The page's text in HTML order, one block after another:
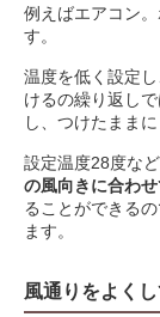
例えばエアコン
す。
温度を低く設定
けるの繰り返し
し、つけたまま
設定温度28度な
の風向きに合わ
ることができる
ます。
風通りをよく